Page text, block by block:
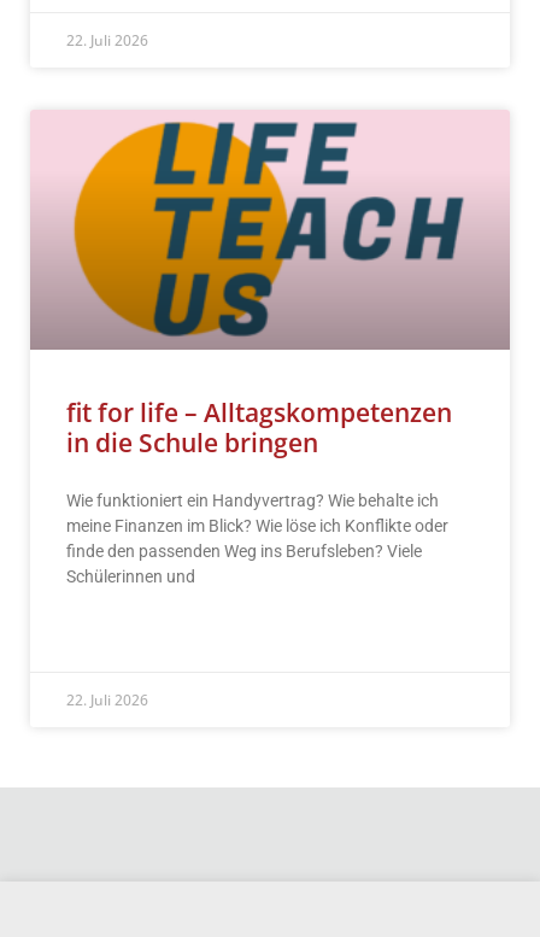
22. Juli 2026
fit for life – Alltagskompetenzen
in die Schule bringen
Wie funktioniert ein Handyvertrag? Wie behalte ich
meine Finanzen im Blick? Wie löse ich Konflikte oder
finde den passenden Weg ins Berufsleben? Viele
Schülerinnen und
22. Juli 2026